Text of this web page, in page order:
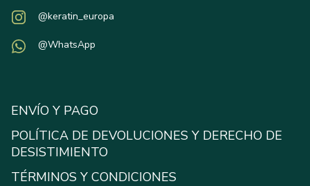
@keratin_europa
@WhatsApp
ENVÍO Y PAGO
POLÍTICA DE DEVOLUCIONES Y DERECHO DE
DESISTIMIENTO
TÉRMINOS Y CONDICIONES